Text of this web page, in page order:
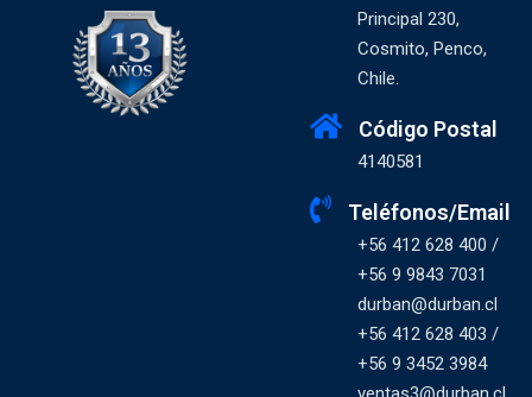
Principal 230,
Cosmito, Penco,
Chile.
Código Postal
4140581
Teléfonos/Email
+56 412 628 400 /
+56 9 9843 7031
durban@durban.cl
+56 412 628 403 /
+56 9 3452 3984